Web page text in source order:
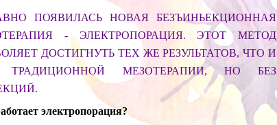
ПОЯВИЛАСЬ НОВАЯ БЕЗЪИНЬЕКЦИОННАЯ
- ЭЛЕКТРОПОРАЦИЯ. ЭТОТ МЕТОД
ДОСТИГНУТЬ ТЕХ ЖЕ РЕЗУЛЬТАТОВ, ЧТО И
ТРАДИЦИОННОЙ МЕЗОТЕРАПИИ, НО БЕЗ
электропорация?